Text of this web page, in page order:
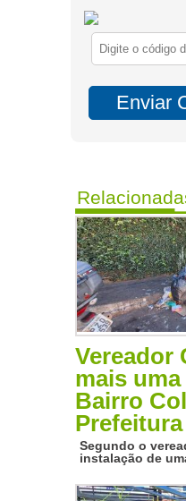
Vereador
mais
Bairro
Prefeitura
Segundo o
instalação de